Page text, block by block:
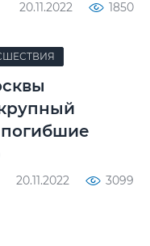
20.11.2022 1850
20.11.2022 3099